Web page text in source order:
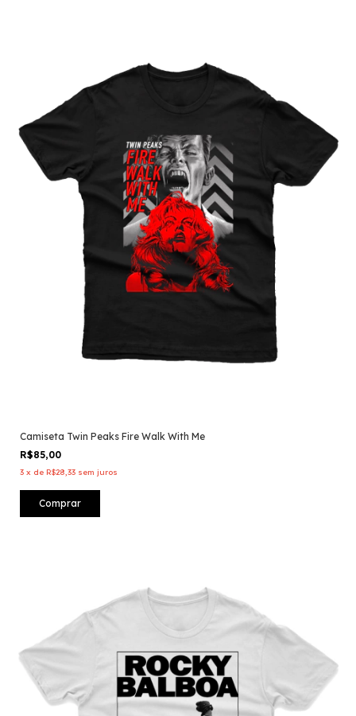
Camiseta Twin Peaks Fire Walk With Me
R$85,00
3 x de R$28,33 sem juros
Comprar